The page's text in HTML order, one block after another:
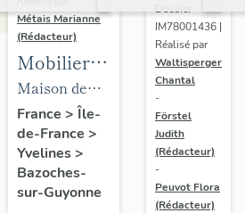
Métais Marianne
(Rédacteur)
Mobilier
de la
maison
Louis
Carré
Maison de
villégiature
dite maison
Louis Carré
France > Île-
de-France >
Yvelines>
Bazoches-
sur-Guyonne
Dossier
IM78001436 |
Réalisé par
Waltisperger
Chantal
-
Förstel
Judith
(Rédacteur)
-
Peuvot Flora
(Rédacteur)